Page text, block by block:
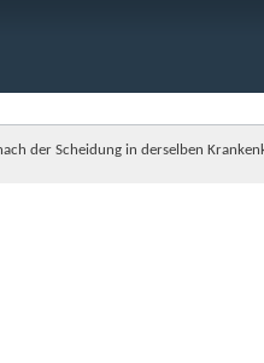
der Scheidung in derselben